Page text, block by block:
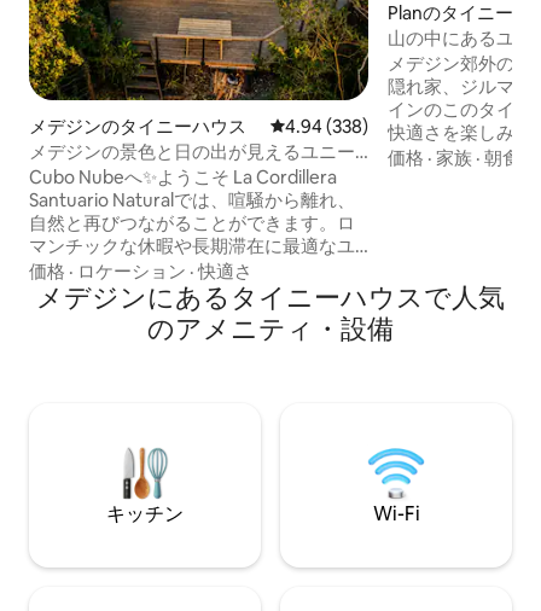
メデジンのタイニーハウス レビュー338件、5つ星中4.94つ
4.94 (338)
メデジンの景色と日の出が見えるユニー
クなタイニーハウス
Cubo Nubeへ✨ようこそ La Cordillera
Santuario Naturalでは、喧騒から離れ、
自然と再びつながることができます。ロ
マンチックな休暇や長期滞在に最適なユ
ニークな空間で、心地よい環境で心をリ
ラックスさせることができます。 次のよ
うな方に🔥最適です。 -バードウォッチン
グ、リスなどの野生動物の観察 🐿️🕊️ -親
シーを楽しむ 🌿✨
価格 · ロケーション ·快適さ
Planのタイニーハ
山の中にあるユニ
ス、日本式ジャグ
メデジン郊外の自
隠れ家、ジルマハ
インのこのタイニ
快適さを楽しみな
がりを感じること
場所にあり、休息
のつながりを感じ
す。ジルマハウス
価格 ·家族 ·朝食
メデジンにあるタイニーハウスで人気
のアメニティ・設備
キッチン Wi-Fi